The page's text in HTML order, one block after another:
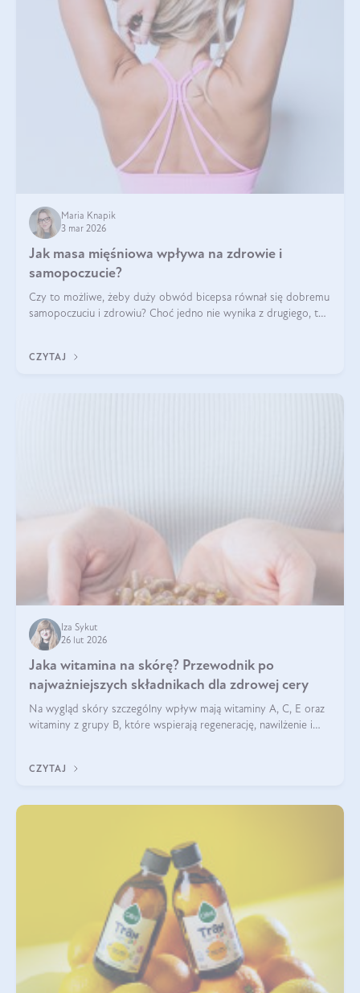
Maria Knapik
3 mar 2026
Jak masa mięśniowa wpływa na zdrowie i
samopoczucie?
Czy to możliwe, żeby duży obwód bicepsa równał się dobremu
samopoczuciu i zdrowiu? Choć jedno nie wynika z drugiego, to
wyjaśnimy.
CZYTAJ
Iza Sykut
26 lut 2026
Jaka witamina na skórę? Przewodnik po
najważniejszych składnikach dla zdrowej cery
Na wygląd skóry szczególny wpływ mają witaminy A, C, E oraz
witaminy z grupy B, które wspierają regenerację, nawilżenie i
CZYTAJ